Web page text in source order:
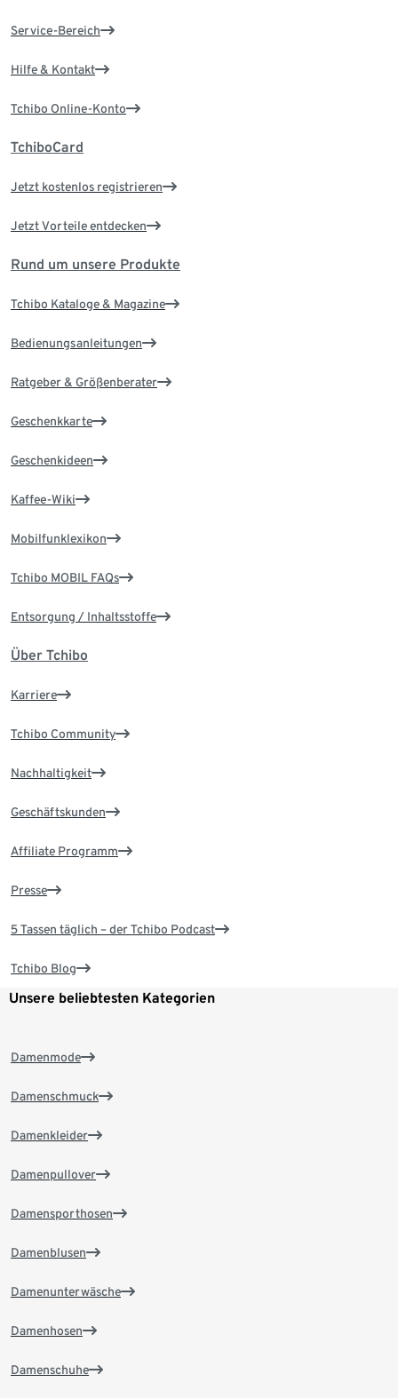
Service-Bereich
Hilfe & Kontakt
Tchibo Online-Konto
TchiboCard
Jetzt kostenlos registrieren
Jetzt Vorteile entdecken
Rund um unsere Produkte
Tchibo Kataloge & Magazine
Bedienungsanleitungen
Ratgeber & Größenberater
Geschenkkarte
Geschenkideen
Kaffee-Wiki
Mobilfunklexikon
Tchibo MOBIL FAQs
Entsorgung / Inhaltsstoffe
Über Tchibo
Karriere
Tchibo Community
Nachhaltigkeit
Geschäftskunden
Affiliate Programm
Presse
5 Tassen täglich – der Tchibo Podcast
Tchibo Blog
Unsere beliebtesten Kategorien
Damenmode
Damenschmuck
Damenkleider
Damenpullover
Damensporthosen
Damenblusen
Damenunterwäsche
Damenhosen
Damenschuhe